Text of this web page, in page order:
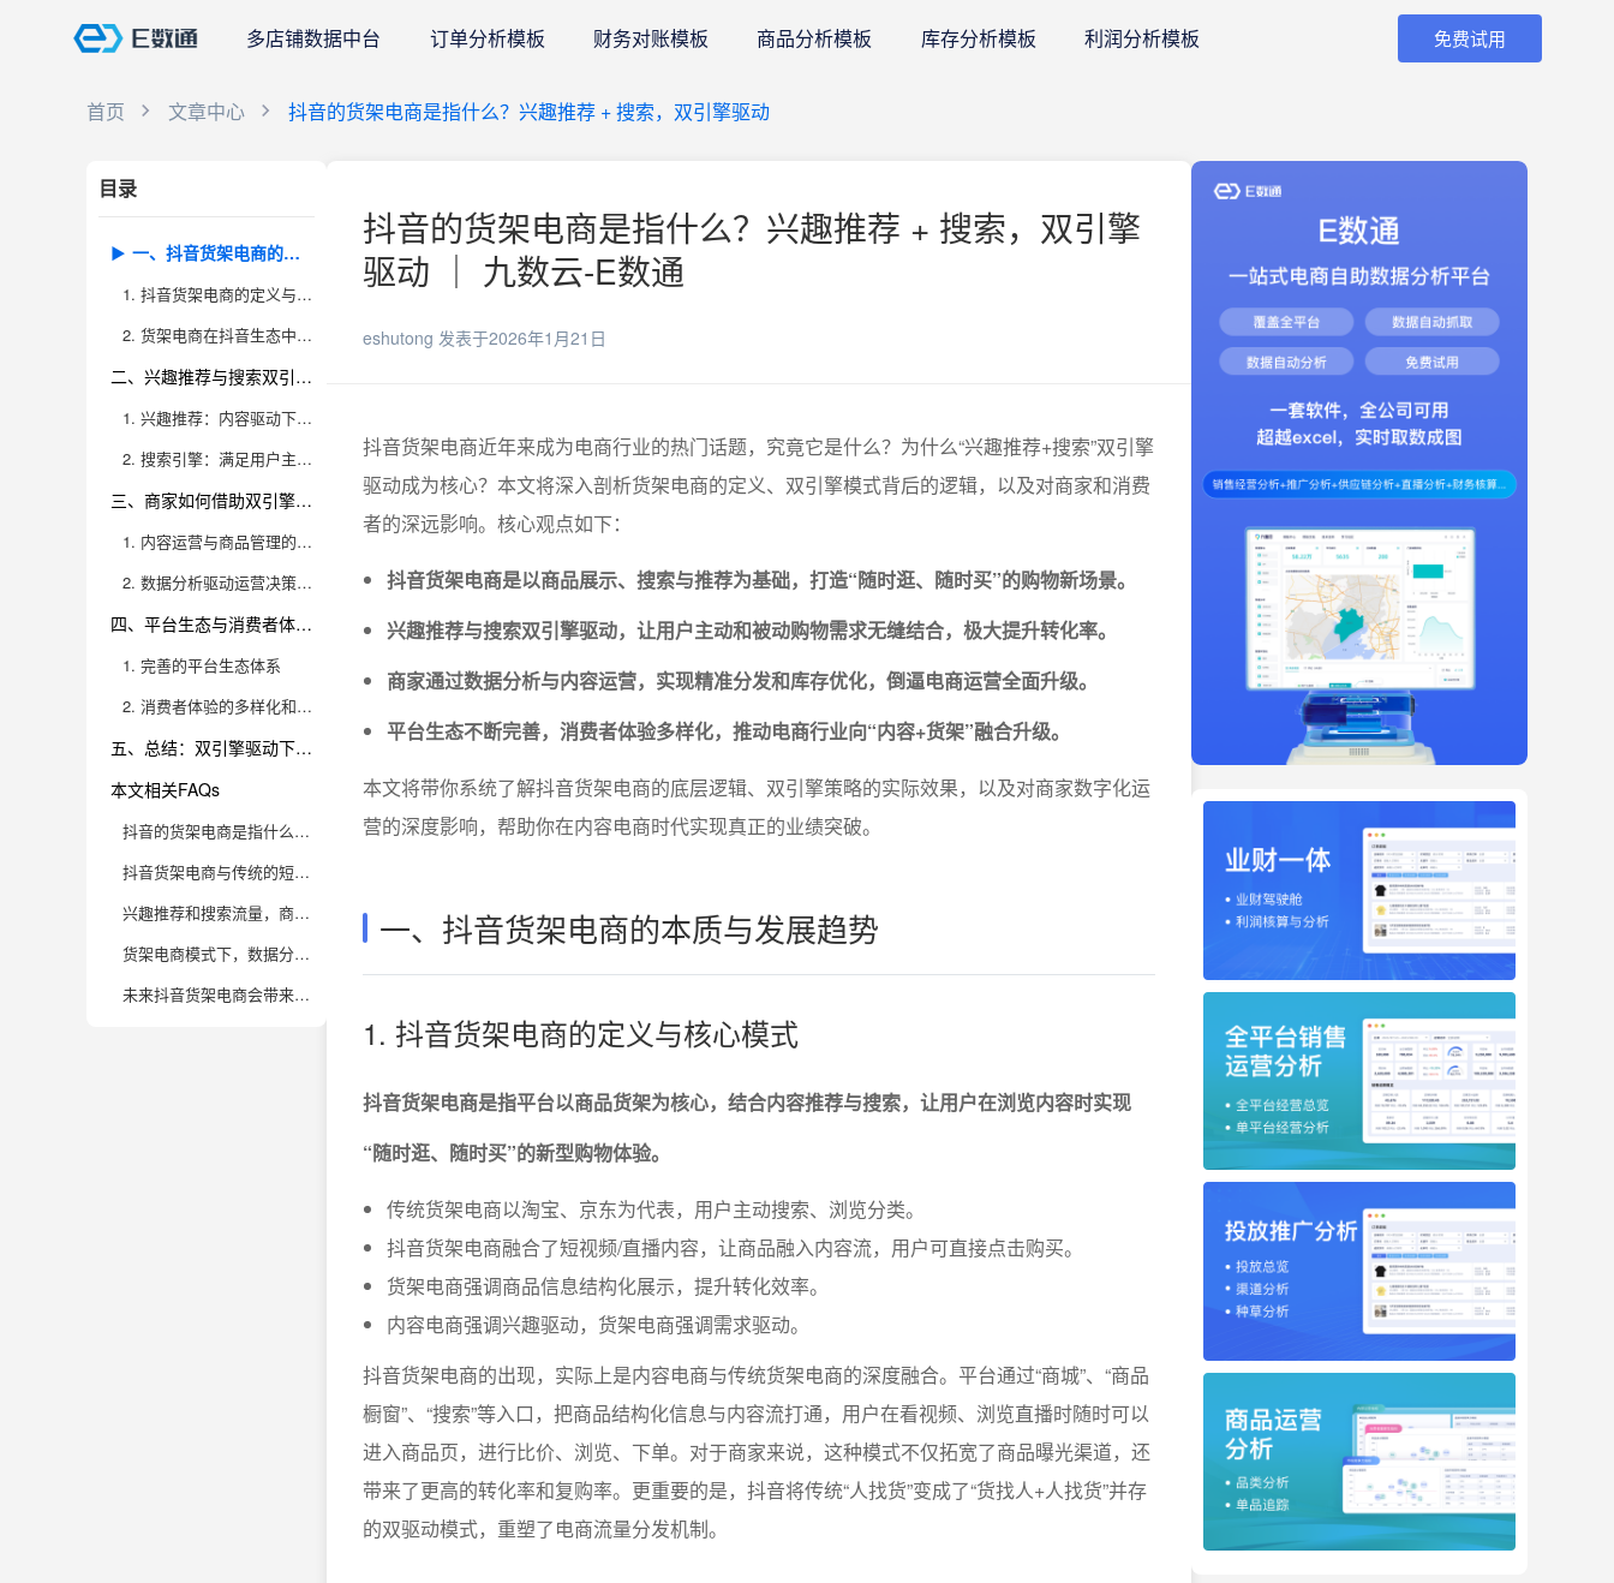
多店铺数据中台 订单分析模板 财务对账模板 商品分析模板 库存分析模板 利润分析模板 免费试用
首页 文章中心 抖音的货架电商是指什么？兴趣推荐 + 搜索，双引擎驱动
目录
一、抖音货架电商的本质与发展趋势
1. 抖音货架电商的定义与核心模式
2. 货架电商在抖音生态中的发展趋势
二、兴趣推荐与搜索双引擎驱动的底层逻辑
1. 兴趣推荐：内容驱动下的商品分发
2. 搜索引擎：满足用户主动购物需求
三、商家如何借助双引擎实现运营升级
1. 内容运营与商品管理的深度融合
2. 数据分析驱动运营决策升级
四、平台生态与消费者体验升级
1. 完善的平台生态体系
2. 消费者体验的多样化和升级
五、总结：双引擎驱动下的电商新格局
本文相关FAQs
抖音的货架电商是指什么？兴趣推荐 + 搜索，双引擎驱动到底是什么玩法？
抖音货架电商与传统的短视频/直播带货有啥本质区别？
兴趣推荐和搜索流量，商家应该怎么抓住这两个机会？
货架电商模式下，数据分析的重点指标有哪些？
未来抖音货架电商会带来哪些新机会？有哪些值得关注的发展趋势？
抖音的货架电商是指什么？兴趣推荐 + 搜索，双引擎
驱动 ｜ 九数云-E数通
eshutong 发表于2026年1月21日
抖音货架电商近年来成为电商行业的热门话题，究竟它是什么？为什么“兴趣推荐+搜索”双引擎
驱动成为核心？本文将深入剖析货架电商的定义、双引擎模式背后的逻辑，以及对商家和消费
者的深远影响。核心观点如下：
抖音货架电商是以商品展示、搜索与推荐为基础，打造“随时逛、随时买”的购物新场景。
兴趣推荐与搜索双引擎驱动，让用户主动和被动购物需求无缝结合，极大提升转化率。
商家通过数据分析与内容运营，实现精准分发和库存优化，倒逼电商运营全面升级。
平台生态不断完善，消费者体验多样化，推动电商行业向“内容+货架”融合升级。
本文将带你系统了解抖音货架电商的底层逻辑、双引擎策略的实际效果，以及对商家数字化运
营的深度影响，帮助你在内容电商时代实现真正的业绩突破。
一、抖音货架电商的本质与发展趋势
1. 抖音货架电商的定义与核心模式
抖音货架电商是指平台以商品货架为核心，结合内容推荐与搜索，让用户在浏览内容时实现
“随时逛、随时买”的新型购物体验。
传统货架电商以淘宝、京东为代表，用户主动搜索、浏览分类。
抖音货架电商融合了短视频/直播内容，让商品融入内容流，用户可直接点击购买。
货架电商强调商品信息结构化展示，提升转化效率。
内容电商强调兴趣驱动，货架电商强调需求驱动。
抖音货架电商的出现，实际上是内容电商与传统货架电商的深度融合。平台通过“商城”、“商品
橱窗”、“搜索”等入口，把商品结构化信息与内容流打通，用户在看视频、浏览直播时随时可以
进入商品页，进行比价、浏览、下单。对于商家来说，这种模式不仅拓宽了商品曝光渠道，还
带来了更高的转化率和复购率。更重要的是，抖音将传统“人找货”变成了“货找人+人找货”并存
的双驱动模式，重塑了电商流量分发机制。